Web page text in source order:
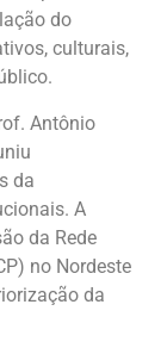
do
culturais,
Antônio
da
A
da Rede
no Nordeste
da